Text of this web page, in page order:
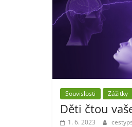
Souvislosti Zážitky
Děti čtou
1. 6. 2023